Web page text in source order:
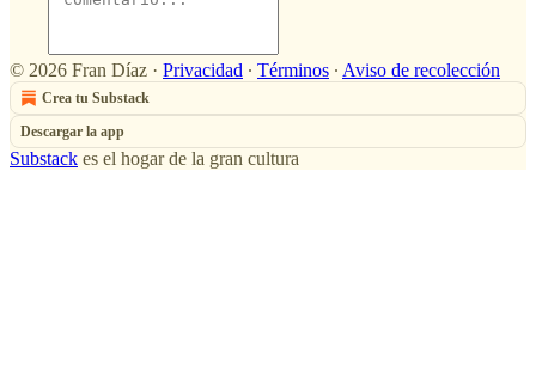
© 2026 Fran Díaz · Privacidad ∙ Términos ∙ Aviso de recolección
Crea tu Substack
Descargar la app
Substack es el hogar de la gran cultura